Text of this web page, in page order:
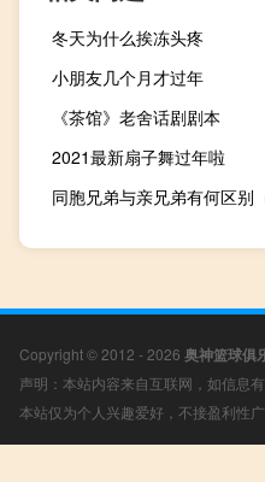
冬天为什么挨冻头疼
小朋友几个月才过年
《茶馆》老舍话剧剧本
2021最新扇子舞过年啦
同胞兄弟与亲兄弟有何区别
Copyright © 2012 - 2026 奥神篮球俱
声明：本站内容来自互联网，如信息
本站仅为个人兴趣爱好，不接盈利性